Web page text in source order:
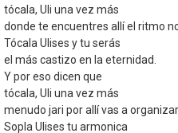
tócala, Uli una vez más
donde te encuentres allí el ritmo
Tócala Ulises y tu serás
el más castizo en la eternidad.
Y por eso dicen que
tócala, Uli una vez más
menudo jari por allí vas a organizar.
Sopla Ulises tu armonica